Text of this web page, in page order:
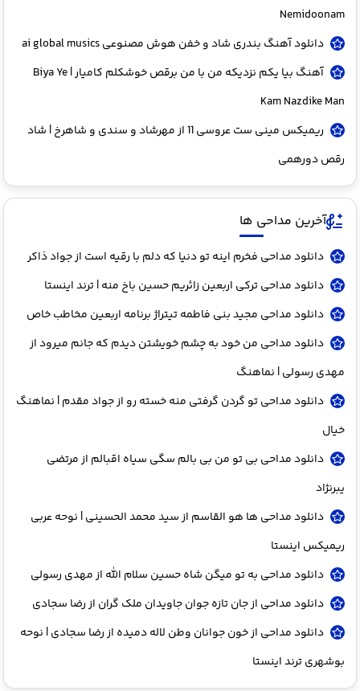
Nemidoonam
دانلود آهنگ بندری شاد و خفن هوش مصنوعی ai global musics
آهنگ بیا یکم نزدیکه من با من برقص خوشکلم کامیار | Biya Ye
Kam Nazdike Man
ریمیکس مینی ست عروسی 11 از مهرشاد و سندی و شاهرخ | شاد
رقص دورهمی
آخرین مداحی ها
دانلود مداحی فخرم اینه تو دنیا که دلم با رقیه است از جواد ذاکر
دانلود مداحی ترکی اربعین زائریم حسین باخ منه | ترند اینستا
دانلود مداحی مجید بنی فاطمه تیتراژ برنامه اربعین مخاطب خاص
دانلود مداحی من خود به چشم خویشتن دیدم که جانم میرود از
مهدی رسولی | نماهنگ
دانلود مداحی تو گردن گرفتی منه خسته رو از جواد مقدم | نماهنگ
خیال
دانلود مداحی بی تو من بی بالم سگی سیاه اقبالم از مرتضی
یبرنژاد
دانلود مداحی ها هو القاسم از سید محمد الحسینی | نوحه عربی
ریمیکس اینستا
دانلود مداحی به تو میگن شاه حسین سلام الله از مهدی رسولی
دانلود مداحی از جان تازه جوان جاویدان ملک گران از رضا سجادی
دانلود مداحی از خون جوانان وطن لاله دمیده از رضا سجادی | نوحه
بوشهری ترند اینستا